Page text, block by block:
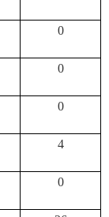
0
0
0
4
0